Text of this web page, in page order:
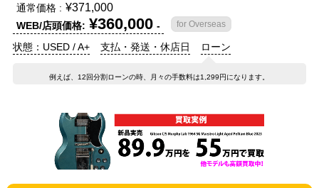
通常価格 : ¥371,000
WEB/店頭価格: ¥360,000 - for Overseas
状態：USED / A+ 支払・発送・休店日 ローン
例えば、12回分割ローンの時、月々の手数料は1,299円になります。